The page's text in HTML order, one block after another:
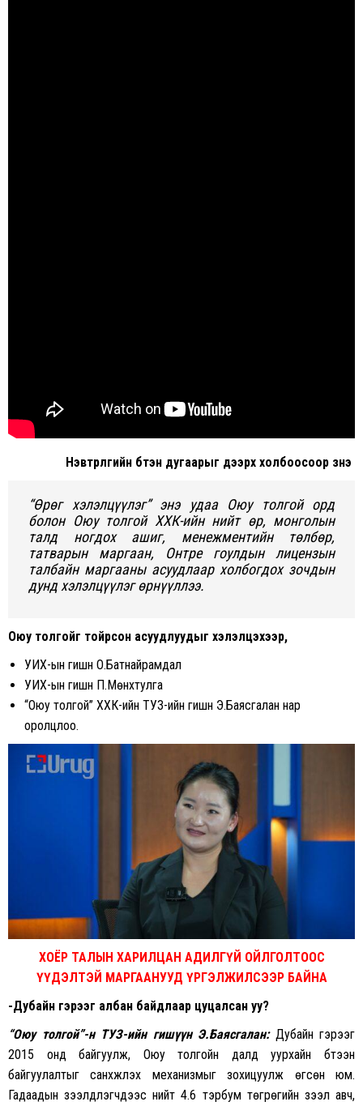
Нэвтрүүлгийн бүтэн дугаарыг дээрх холбоосоор үзнэ үү
“Өрөг хэлэлцүүлэг” энэ удаа Оюу толгой орд
болон Оюу толгой ХХК-ийн нийт өр, монголын
талд ногдох ашиг, менежментийн төлбөр,
татварын маргаан, Онтре гоулдын лицензын
талбайн маргааны асуудлаар холбогдох зочдын
дунд хэлэлцүүлэг өрнүүллээ.
Оюу толгойг тойрсон асуудлуудыг хэлэлцэхээр,
УИХ-ын гишүүн О.Батнайрамдал
УИХ-ын гишүүн П.Мөнхтулга
“Оюу толгой” ХХК-ийн ТУЗ-ийн гишүүн Э.Баясгалан нар
оролцлоо.
ХОЁР ТАЛЫН ХАРИЛЦАН АДИЛГҮЙ ОЙЛГОЛТООС
ҮҮДЭЛТЭЙ МАРГААНУУД ҮРГЭЛЖИЛСЭЭР БАЙНА
-Дубайн гэрээг албан байдлаар цуцалсан уу?
“Оюу толгой”-н ТУЗ-ийн гишүүн Э.Баясгалан: Дубайн гэрээг
2015 онд байгуулж, Оюу толгойн далд уурхайн бүтээн
байгуулалтыг санхүүжүүлэх механизмыг зохицуулж өгсөн юм.
Гадаадын зээлдүүлэгчдээс нийт 4.6 тэрбум төгрөгийн зээл авч,